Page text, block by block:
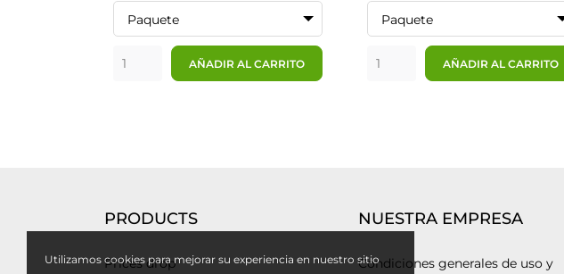
Utilizamos cookies para mejorar su experiencia en nuestro sitio
Paquete
AÑADIR AL CARRITO
Paquete
AÑADIR AL CARRITO
PRODUCTS
Prices drop
NUESTRA EMPRESA
Condiciones generales de uso y